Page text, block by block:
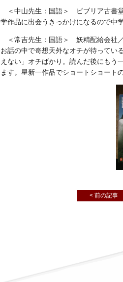
＜中山先生：国語＞ ビブリア古書
学作品に出会うきっかけになるので中
＜常吉先生：国語＞ 妖精配給会社
お話の中で奇想天外なオチが待ってい
えない」オチばかり。読んだ後にもう
ます。星新一作品でショートショート
< 前の記事